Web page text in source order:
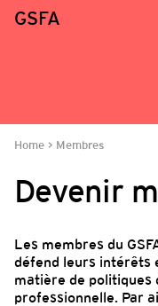
GSFA
Home Membres
Devenir
Les membres du
défend leurs intérêts
matière de politiques
professionnelle. Par